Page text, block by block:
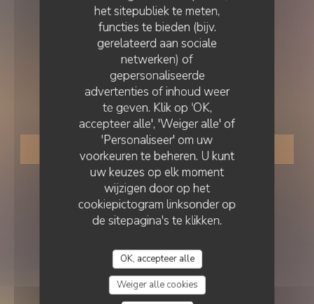
het sitepubliek te meten,
functies te bieden (bijv.
gerelateerd aan sociale
netwerken) of
gepersonaliseerde
advertenties of inhoud weer
te geven. Klik op 'OK,
accepteer alle', 'Weiger alle' of
'Personaliseer' om uw
voorkeuren te beheren. U kunt
uw keuzes op elk moment
wijzigen door op het
cookiepictogram linksonder op
de sitepagina's te klikken.
OK, accepteer alle
Weiger alle cookies
ZEEVRUCHTEN• DUNKERQUE
Le Roi de la Moule
RESERVEER EEN TAFEL